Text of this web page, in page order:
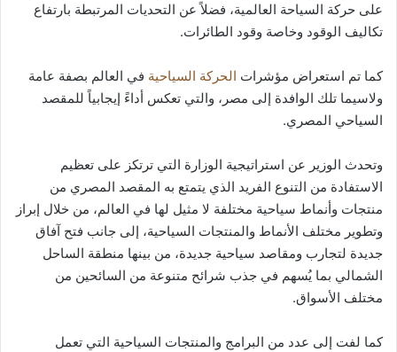
على حركة السياحة العالمية، فضلاً عن التحديات المرتبطة بارتفاع
تكاليف الوقود وخاصة وقود الطائرات.
كما تم استعراض مؤشرات الحركة السياحية في العالم بصفة عامة
ولاسيما تلك الوافدة إلى مصر، والتي تعكس أداءً إيجابياً للمقصد
السياحي المصري.
وتحدث الوزير عن استراتيجية الوزارة التي ترتكز على تعظيم
الاستفادة من التنوع الفريد الذي يتمتع به المقصد المصري من
منتجات وأنماط سياحية مختلفة لا مثيل لها في العالم، من خلال إبراز
وتطوير مختلف الأنماط والمنتجات السياحية، إلى جانب فتح آفاق
جديدة لتجارب ومقاصد سياحية جديدة، من بينها منطقة الساحل
الشمالي بما يُسهم في جذب شرائح متنوعة من السائحين من
مختلف الأسواق.
كما لفت إلى عدد من البرامج والمنتجات السياحية التي تعمل